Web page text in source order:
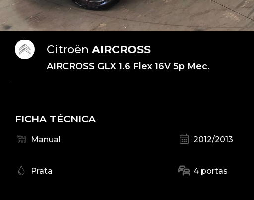
Citroën AIRCROSS
AIRCROSS GLX 1.6 Flex 16V 5p Mec.
FICHA TÉCNICA
Manual 2012/2013
Prata 4 portas